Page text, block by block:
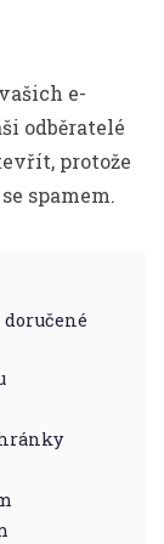
e-
odběratelé
protože
spamem.